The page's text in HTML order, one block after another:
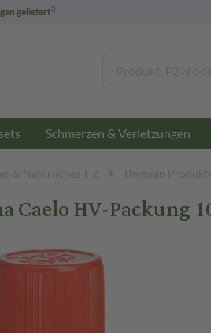
geliefert3
Schmerzen & Verletzungen
& Natürliches T-Z Thymian
Caelo HV-Packung